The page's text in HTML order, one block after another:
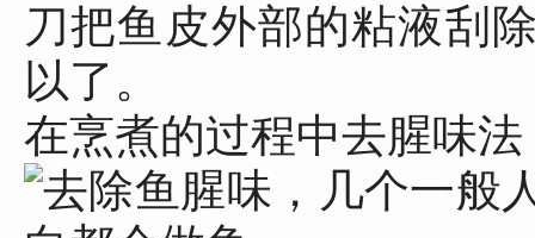
刀把鱼皮外部的粘液刮
以了。
在烹煮的过程中去腥味法